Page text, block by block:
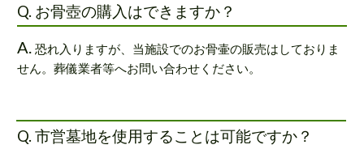
Q. お骨壺の購入はできますか？
A.恐れ入りますが、当施設でのお骨壷の販売はしておりま
せん。葬儀業者等へお問い合わせください。
Q. 市営墓地を使用することは可能ですか？